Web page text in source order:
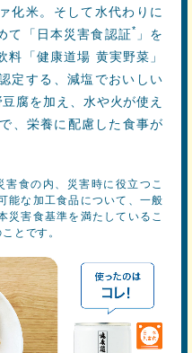
化米。そして水代わりに
て「日本災害食認証* 」を
「健康道場 黄実野菜」
定する、減塩でおいしい
腐を加え、水や火が使え
、栄養に配慮した食事が
食の内、災害時に役立つこ
能な加工食品について、一般
災害食基準を満たしているこ
とです。